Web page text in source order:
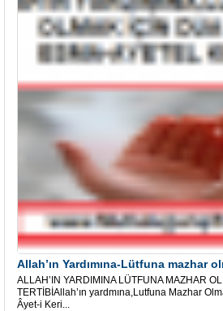
Allah’ın Yardımına-Lütfuna mazhar
ALLAH’IN YARDIMINA LÜTFUNA MAZHAR
TERTİBİAllah’ın yardmına,Lutfuna Mazhar
Âyet-i Keri...